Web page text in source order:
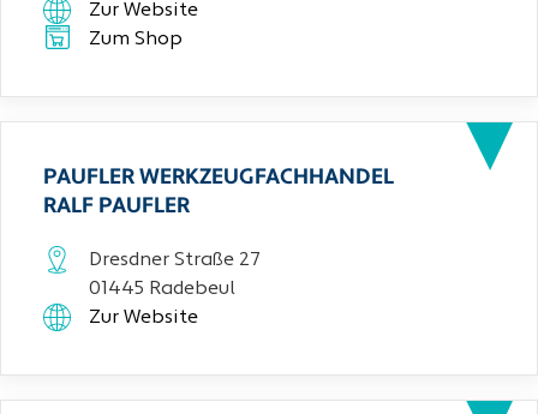
Zur Website
Zum Shop
PAUFLER WERKZEUGFACHHANDEL
RALF PAUFLER
Dresdner Straße 27
01445 Radebeul
Zur Website